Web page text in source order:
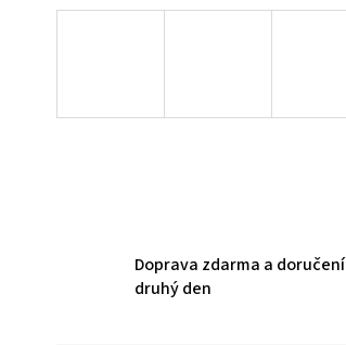
Doprava zdarma a doručení
druhý den